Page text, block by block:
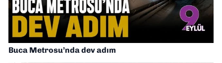
Buca Metrosu’nda dev adım